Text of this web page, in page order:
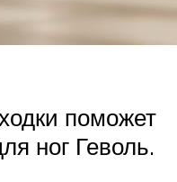
поможет
ног Геволь.